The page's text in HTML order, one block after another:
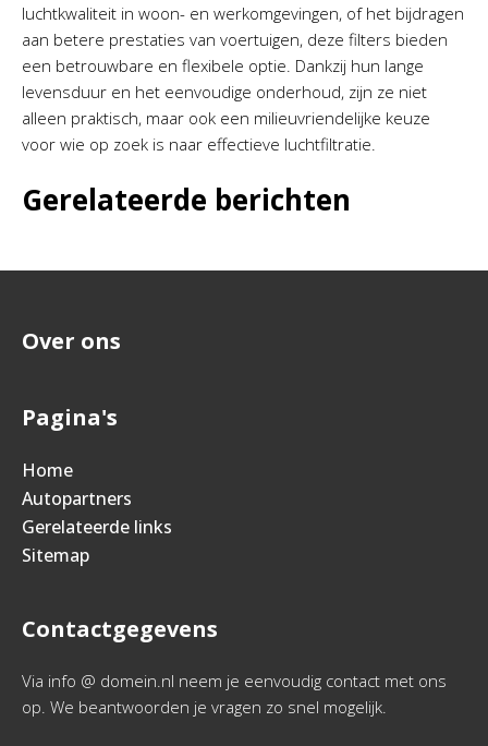
luchtkwaliteit in woon- en werkomgevingen, of het bijdragen
aan betere prestaties van voertuigen, deze filters bieden
een betrouwbare en flexibele optie. Dankzij hun lange
levensduur en het eenvoudige onderhoud, zijn ze niet
alleen praktisch, maar ook een milieuvriendelijke keuze
voor wie op zoek is naar effectieve luchtfiltratie.
Gerelateerde berichten
Over ons
Pagina's
Home
Autopartners
Gerelateerde links
Sitemap
Contactgegevens
Via info @ domein.nl neem je eenvoudig contact met ons
op. We beantwoorden je vragen zo snel mogelijk.